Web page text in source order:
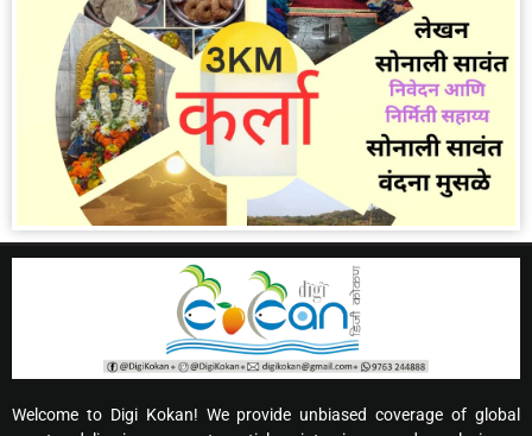
Welcome to Digi Kokan! We provide unbiased coverage of global